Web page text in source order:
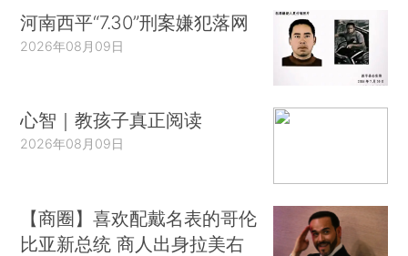
河南西平“7.30”刑案嫌犯落网
2026年08月09日
心智｜教孩子真正阅读
2026年08月09日
【商圈】喜欢配戴名表的哥伦
比亚新总统 商人出身拉美右